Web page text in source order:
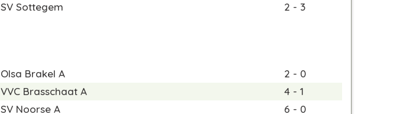
SV Sottegem 2 - 3
Olsa Brakel A
2 - 0
VVC Brasschaat A
4 - 1
SV Noorse A
6 - 0